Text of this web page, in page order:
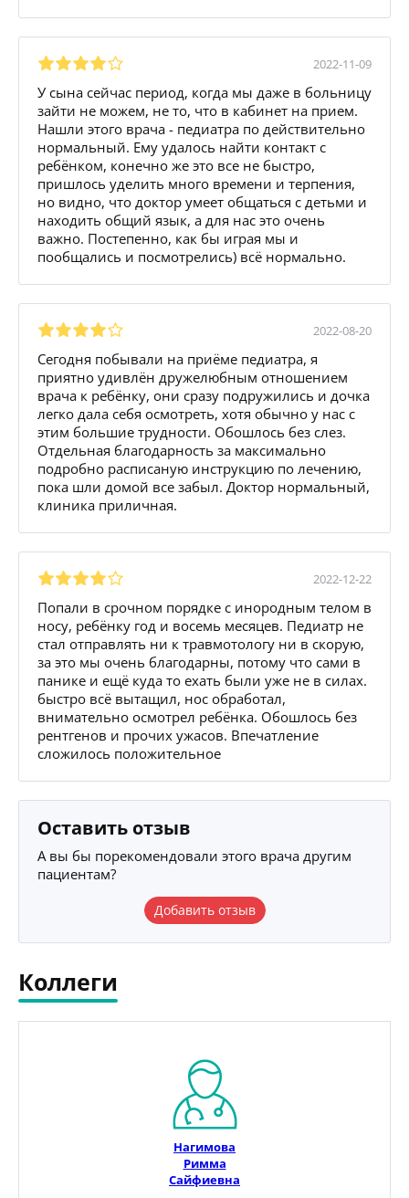
2022-11-09
У сына сейчас период, когда мы даже в больницу
зайти не можем, не то, что в кабинет на прием.
Нашли этого врача - педиатра по действительно
нормальный. Ему удалось найти контакт с
ребёнком, конечно же это все не быстро,
пришлось уделить много времени и терпения,
но видно, что доктор умеет общаться с детьми и
находить общий язык, а для нас это очень
важно. Постепенно, как бы играя мы и
пообщались и посмотрелись) всё нормально.
2022-08-20
Сегодня побывали на приёме педиатра, я
приятно удивлён дружелюбным отношением
врача к ребёнку, они сразу подружились и дочка
легко дала себя осмотреть, хотя обычно у нас с
этим большие трудности. Обошлось без слез.
Отдельная благодарность за максимально
подробно расписаную инструкцию по лечению,
пока шли домой все забыл. Доктор нормальный,
клиника приличная.
2022-12-22
Попали в срочном порядке с инородным телом в
носу, ребёнку год и восемь месяцев. Педиатр не
стал отправлять ни к травмотологу ни в скорую,
за это мы очень благодарны, потому что сами в
панике и ещё куда то ехать были уже не в силах.
быстро всё вытащил, нос обработал,
внимательно осмотрел ребёнка. Обошлось без
рентгенов и прочих ужасов. Впечатление
сложилось положительное
Оставить отзыв
А вы бы порекомендовали этого врача другим
пациентам?
Добавить отзыв
Коллеги
Нагимова
Римма
Сайфиевна